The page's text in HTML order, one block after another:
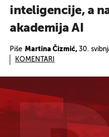
inteligencije, a
akademija AI
Piše Martina Čizmić, 30.
KOMENTARI